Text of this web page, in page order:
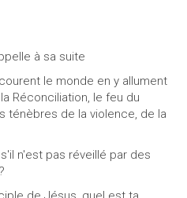
à sa suite
le monde en y allument
Réconciliation, le feu du
ténèbres de la violence, de la
n'est pas réveillé par des